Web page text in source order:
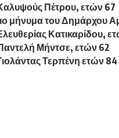
Πέτρου, ετών 67
μήνυμα του Δημάρχου
Κατικαρίδου,
Μήντσε, ετών 62
Τερπένη ετών 84